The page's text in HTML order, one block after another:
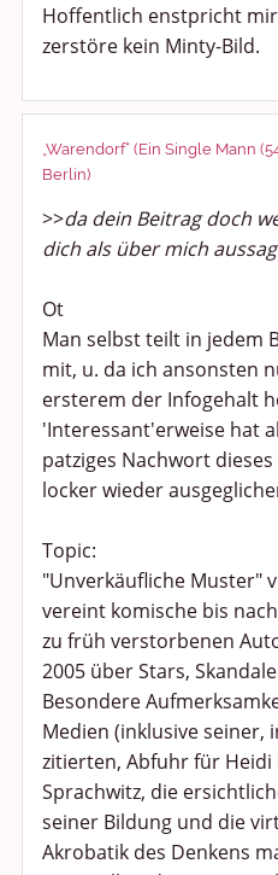
Hoffentlich enstpricht
zerstöre kein Minty-Bild.
„Warendorf“ (Ein Single Mann
Berlin)
>>da dein Beitrag doch
dich als über mich
Ot
Man selbst teilt in jedem
mit, u. da ich ansonsten
ersterem der Infogehalt
'Interessant'erweise hat
patziges Nachwort
locker wieder
Topic:
"Unverkäufliche Muster"
vereint komische bis
zu früh verstorbenen
2005 über Stars,
Besondere
Medien (inklusive seiner,
zitierten, Abfuhr für Heidi
Sprachwitz, die
seiner Bildung und die
Akrobatik des Denkens